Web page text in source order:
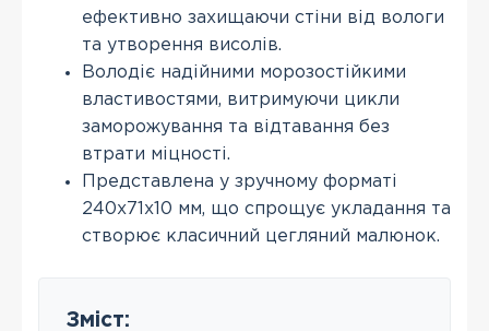
ефективно захищаючи стіни від вологи
та утворення висолів.
Володіє надійними морозостійкими
властивостями, витримуючи цикли
заморожування та відтавання без
втрати міцності.
Представлена у зручному форматі
240х71х10 мм, що спрощує укладання та
створює класичний цегляний малюнок.
Зміст: